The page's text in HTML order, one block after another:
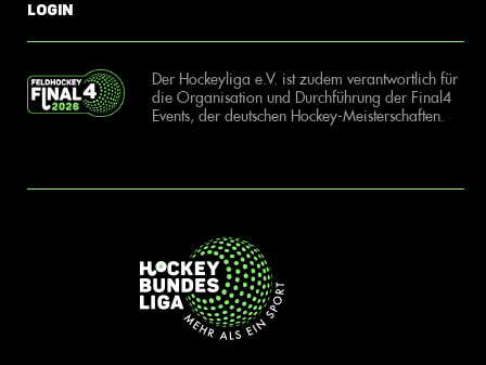
Login
Der Hockeyliga e.V. ist zudem verantwortlich für
die Organisation und Durchführung der Final4
Events, der deutschen Hockey-Meisterschaften.